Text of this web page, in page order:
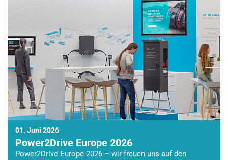
01. Juni 2026
Power2Drive Europe 2026
Power2Drive Europe 2026 – wir freuen uns auf den